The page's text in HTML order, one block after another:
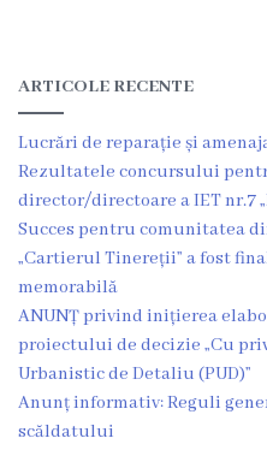
Proiecte
prioritare
spre
finanțare
Proiecte
finalizate
Instituții
subordonate
ARTICOLE RECENTE
Lucrări de reparație și
Rezultatele concursului
director/directoare a IET nr.7
Succes pentru comunitatea
„Cartierul Tinereții” a fost
memorabilă
ANUNȚ privind inițierea
proiectului de decizie „Cu
Urbanistic de Detaliu (PUD)”
Anunț informativ: Reguli
scăldatului